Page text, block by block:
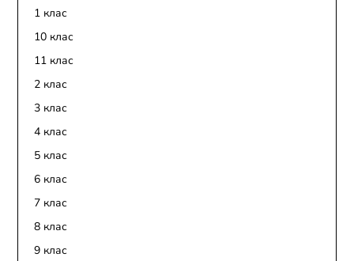
1 клас
10 клас
11 клас
2 клас
3 клас
4 клас
5 клас
6 клас
7 клас
8 клас
9 клас